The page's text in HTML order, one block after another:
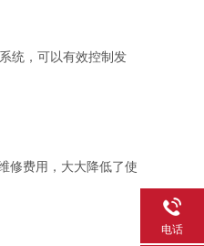
统，可以有效控制发
修费用，大大降低了使
电话